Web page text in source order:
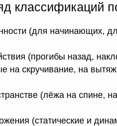
классификаций
(для начинающих,
(прогибы назад,
на скручивание, на
(лёжа на спине,
(статические и